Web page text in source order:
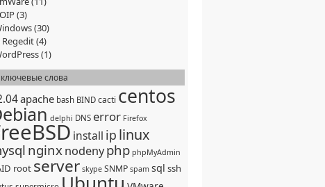
(3)
(30)
Regedit(4)
(1)
ключевые слова
apache bash BIND cacti centos
delphi DNS error Firefox
install ip linux
nginxnodenyphp phpMyAdmin
root server skype SNMP spam sql ssh